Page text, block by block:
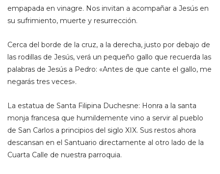
empapada en vinagre. Nos invitan a acompañar a Jesús en
su sufrimiento, muerte y resurrección.
Cerca del borde de la cruz, a la derecha, justo por debajo de
las rodillas de Jesús, verá un pequeño gallo que recuerda las
palabras de Jesús a Pedro: «Antes de que cante el gallo, me
negarás tres veces».
La estatua de Santa Filipina Duchesne: Honra a la santa
monja francesa que humildemente vino a servir al pueblo
de San Carlos a principios del siglo XIX. Sus restos ahora
descansan en el Santuario directamente al otro lado de la
Cuarta Calle de nuestra parroquia.